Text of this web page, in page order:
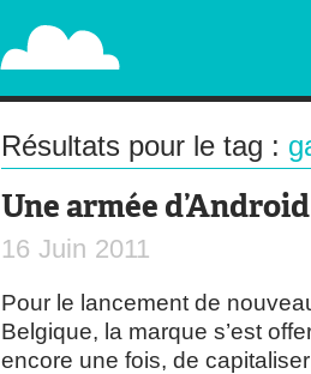
PAPERPLANE
STREET, AMBIENT, GUÉRILLA MARKETING
Résultats pour le tag :
Une armée d’Android
16 Juin 2011
Pour le lancement de
Belgique, la marque s’est
encore une fois, de